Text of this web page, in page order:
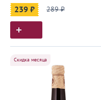
239 ₽ 289 ₽
Скидка месяца